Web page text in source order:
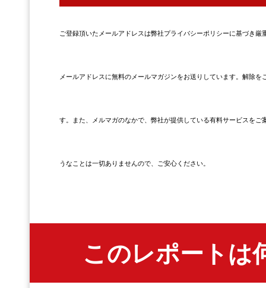
ご登録頂いたメールアドレスは弊社プライバシーポリシーに基づき
メールアドレスに無料のメールマガジンをお送りしています。解除
す。また、メルマガのなかで、弊社が提供している有料サービスを
うなことは一切ありませんので、ご安心ください。
このレポートは